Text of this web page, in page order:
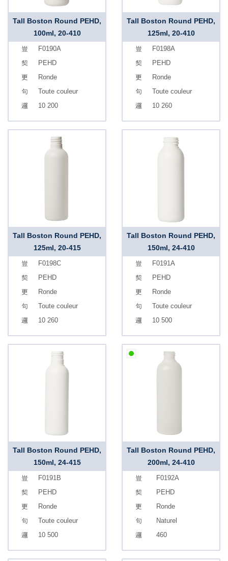
Tall Boston Round PEHD,
100ml, 20-410
F0190A
PEHD
Ronde
Toute couleur
10 200
Tall Boston Round PEHD,
125ml, 20-410
F0198A
PEHD
Ronde
Toute couleur
10 260
Tall Boston Round PEHD,
125ml, 20-415
F0198C
PEHD
Ronde
Toute couleur
10 260
Tall Boston Round PEHD,
150ml, 24-410
F0191A
PEHD
Ronde
Toute couleur
10 500
Tall Boston Round PEHD,
150ml, 24-415
F0191B
PEHD
Ronde
Toute couleur
10 500
Tall Boston Round PEHD,
200ml, 24-410
F0192A
PEHD
Ronde
Naturel
460